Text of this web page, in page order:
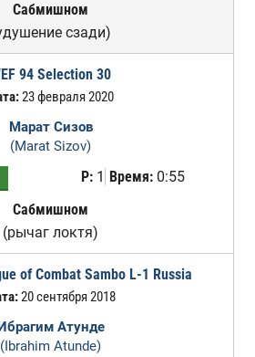
Сабмишном
сзади)
94 Selection 30
23 февраля 2020
Марат Сизов
(Marat Sizov)
Р:1 Время:0:55
Сабмишном
(рычаг локтя)
of Combat Sambo L-1 Russia
20 сентября 2018
Атунде
(Ibrahim Atunde)